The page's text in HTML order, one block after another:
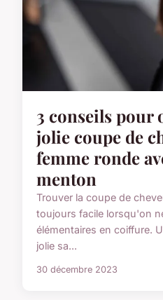
3 conseils pour
jolie coupe de
femme ronde
menton
Trouver la coupe de
toujours facile lorsqu'on
élémentaires en coiffure.
jolie sa...
30 décembre 2023